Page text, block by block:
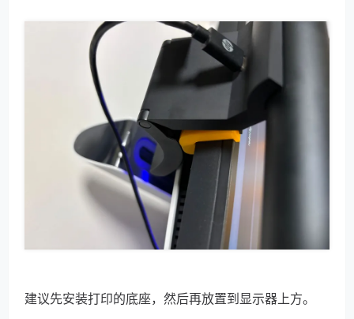
建议先安装打印的底座，然后再放置到显示器上方。